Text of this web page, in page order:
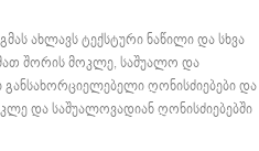
ახლავს ტექსტური ნაწილი და სხვა
შორის მოკლე, საშუალო და
ღონისძიებები და
და საშუალოვადიან ღონისძიებებში